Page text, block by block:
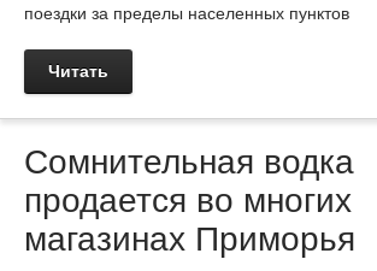
поездки за пределы населенных пунктов
Читать
Сомнительная водка
продается во многих
магазинах Приморья